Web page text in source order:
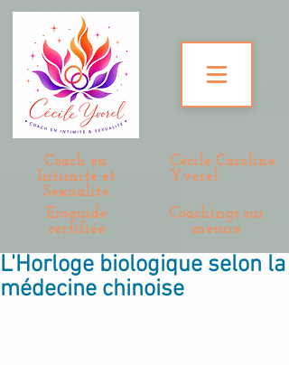
Coach en
Intimité et
Sexualité
Eroguide
certifiée
Cécile Caroline
Yvorel
Coachings sur
mesure
L'Horloge biologique selon la
médecine chinoise